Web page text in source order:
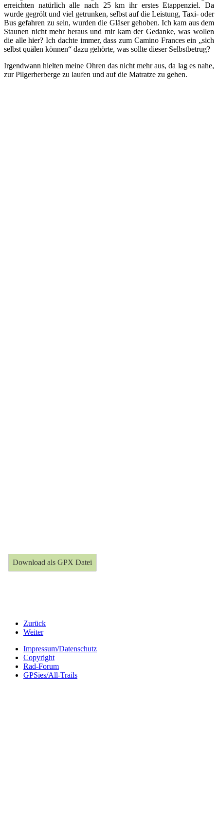
erreichten natürlich alle nach 25 km ihr erstes Etappenziel. Da
wurde gegrölt und viel getrunken, selbst auf die Leistung, Taxi- oder
Bus gefahren zu sein, wurden die Gläser gehoben. Ich kam aus dem
Staunen nicht mehr heraus und mir kam der Gedanke, was wollen
die alle hier? Ich dachte immer, dass zum Camino Frances ein „sich
selbst quälen können“ dazu gehörte, was sollte dieser Selbstbetrug?
Irgendwann hielten meine Ohren das nicht mehr aus, da lag es nahe,
zur Pilgerherberge zu laufen und auf die Matratze zu gehen.
Download als GPX Datei
Zurück
Weiter
Impressum/Datenschutz
Copyright
Rad-Forum
GPSies/All-Trails